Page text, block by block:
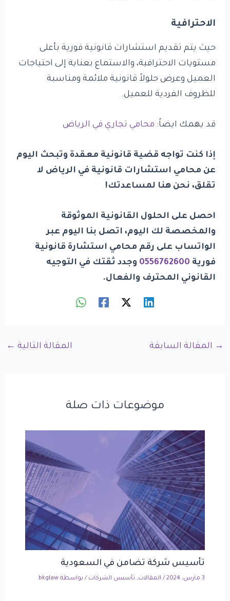
الاحترافية
حيث يتم تقديم استشارات قانونية فورية بأعلى
مستويات الاحترافية، والاستماع بعناية إلى احتياجات
العميل وعرض حلولاً قانونية ملائمة ومناسبة
للظروف الفردية للعميل.
قد يهمك ايضاً: محامي تجاري في الرياض
إذا كنت تواجه قضية قانونية معقدة وتبحث اليوم
عن محامي استشارات قانونية في الرياض لا
تقلق، نحن هنا لمساعدتك!
احصل على الحلول القانونية الموثوقة
والمخصصة لك اليوم، اتصل بنا اليوم عبر
الواتساب على رقم محامي استشارة قانونية
فورية 0556762600 وجدد ثقتك في التوجيه
القانوني المحترف والفعال.
→ المقالة السابقة المقالة التالية ←
موضوعات ذات صلة
تأسيس شركة تضامن في السعودية
3 مارس، 2024 / المقالات, تأسيس الشركات / بواسطة bkglaw